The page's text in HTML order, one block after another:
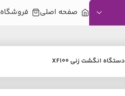
صفحه اصلی فروشگاه
دستگاه انگشت زنی XF100